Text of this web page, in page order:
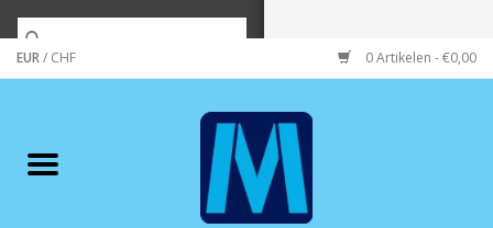
EUR/ CHF 0 Artikelen - €0,00
Merken